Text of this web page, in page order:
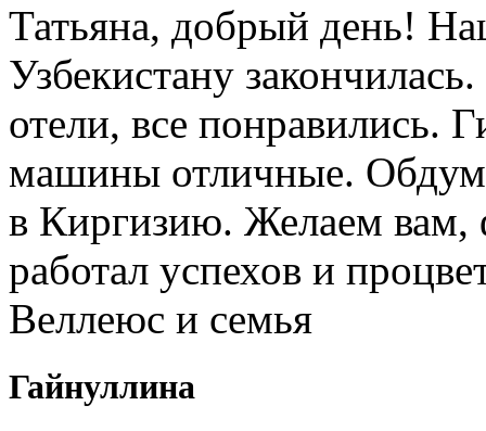
Татьяна, добрый день!
Узбекистану
отели, все понравились.
машины отличные.
в Киргизию. Желаем вам,
работал успехов и
Веллеюс и семья
Гайнуллина